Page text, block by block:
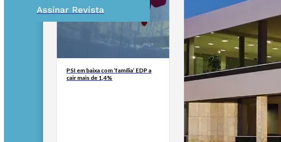
Assinar Revista
PSI em baixa com ‘família’ EDP a
cair mais de 1,4%